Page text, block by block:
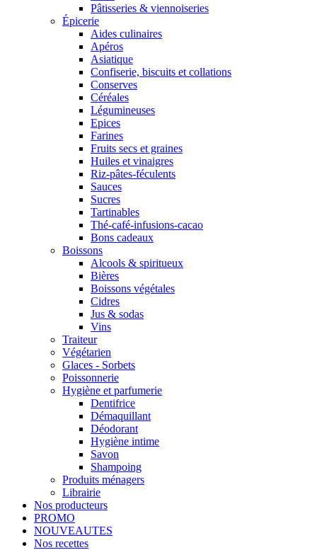
Pâtisseries & viennoiseries
Épicerie
Aides culinaires
Apéros
Asiatique
Confiserie, biscuits et collations
Conserves
Céréales
Légumineuses
Epices
Farines
Fruits secs et graines
Huiles et vinaigres
Riz-pâtes-féculents
Sauces
Sucres
Tartinables
Thé-café-infusions-cacao
Bons cadeaux
Boissons
Alcools & spiritueux
Bières
Boissons végétales
Cidres
Jus & sodas
Vins
Traiteur
Végétarien
Glaces - Sorbets
Poissonnerie
Hygiène et parfumerie
Dentifrice
Démaquillant
Déodorant
Hygiène intime
Savon
Shampoing
Produits ménagers
Librairie
Nos producteurs
PROMO
NOUVEAUTES
Nos recettes